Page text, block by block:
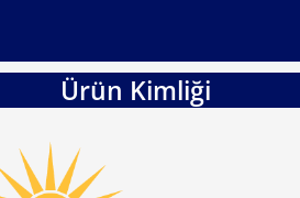
Ürün Kimliği